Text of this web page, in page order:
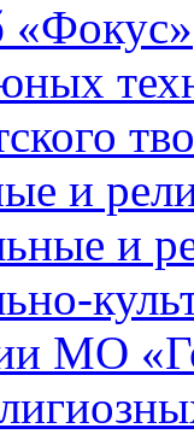
«Фокус»
и
и
МО